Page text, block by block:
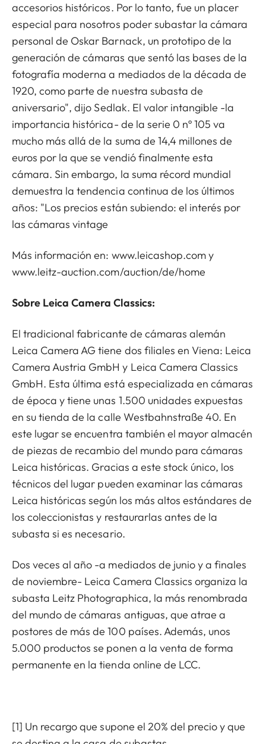
accesorios históricos. Por lo tanto, fue un placer
especial para nosotros poder subastar la cámara
personal de Oskar Barnack, un prototipo de la
generación de cámaras que sentó las bases de la
fotografía moderna a mediados de la década de
1920, como parte de nuestra subasta de
aniversario", dijo Sedlak. El valor intangible -la
importancia histórica- de la serie 0 nº 105 va
mucho más allá de la suma de 14,4 millones de
euros por la que se vendió finalmente esta
cámara. Sin embargo, la suma récord mundial
demuestra la tendencia continua de los últimos
años: "Los precios están subiendo: el interés por
las cámaras vintage
Más información en: www.leicashop.comy
www.leitz-auction.com/auction/de/home
Sobre Leica Camera Classics:
El tradicional fabricante de cámaras alemán
Leica Camera AG tiene dos filiales en Viena: Leica
Camera Austria GmbH y Leica Camera Classics
GmbH. Esta última está especializada en cámaras
de época y tiene unas 1.500 unidades expuestas
en su tienda de la calle Westbahnstraße 40. En
este lugar se encuentra también el mayor almacén
de piezas de recambio del mundo para cámaras
Leica históricas. Gracias a este stock único, los
técnicos del lugar pueden examinar las cámaras
Leica históricas según los más altos estándares de
los coleccionistas y restaurarlas antes de la
subasta si es necesario.
Dos veces al año -a mediados de junio y a finales
de noviembre- Leica Camera Classics organiza la
subasta Leitz Photographica, la más renombrada
del mundo de cámaras antiguas, que atrae a
postores de más de 100 países. Además, unos
5.000 productos se ponen a la venta de forma
permanente en la tienda online de LCC.
[1] Un recargo que supone el 20% del precio y que